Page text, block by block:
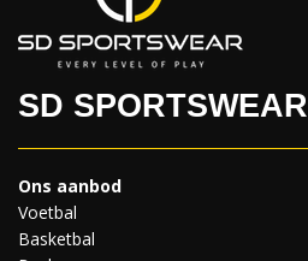
SD SPORTSWEAR
Ons aanbod
Voetbal
Basketbal